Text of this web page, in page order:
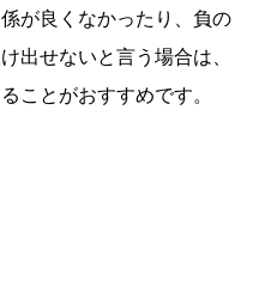
が良くなかったり、負の
出せないと言う場合は、
ことがおすすめです。